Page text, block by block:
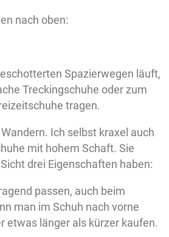
nach oben:
Spazierwegen läuft,
Treckingschuhe oder zum
tragen.
Ich selbst kraxel auch
mit hohem Schaft. Sie
drei Eigenschaften haben:
passen, auch beim
man im Schuh nach vorne
etwas länger als kürzer kaufen.